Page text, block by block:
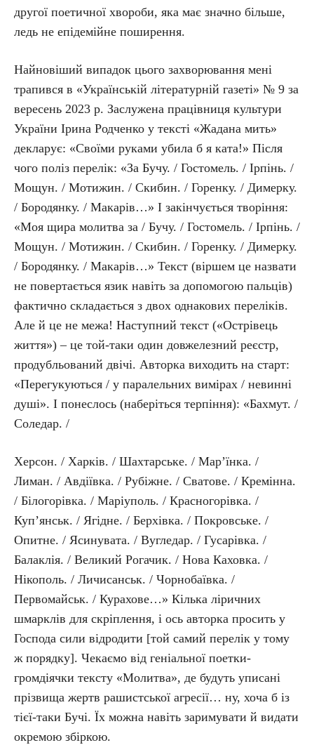
другої поетичної хвороби, яка має значно більше,
ледь не епідемійне поширення.
Найновіший випадок цього захворювання мені
трапився в «Українській літературній газеті» № 9 за
вересень 2023 р. Заслужена працівниця культури
України Ірина Родченко у тексті «Жадана мить»
декларує: «Своїми руками убила б я ката!» Після
чого поліз перелік: «За Бучу. / Гостомель. / Ірпінь. /
Мощун. / Мотижин. / Скибин. / Горенку. / Димерку.
/ Бородянку. / Макарів…» І закінчується творіння:
«Моя щира молитва за / Бучу. / Гостомель. / Ірпінь. /
Мощун. / Мотижин. / Скибин. / Горенку. / Димерку.
/ Бородянку. / Макарів…» Текст (віршем це назвати
не повертається язик навіть за допомогою пальців)
фактично складається з двох однакових переліків.
Але й це не межа! Наступний текст («Острівець
життя») – це той-таки один довжелезний реєстр,
продубльований двічі. Авторка виходить на старт:
«Перегукуються / у паралельних вимірах / невинні
душі». І понеслось (наберіться терпіння): «Бахмут. /
Соледар. /
Херсон. / Харків. / Шахтарське. / Мар’їнка. /
Лиман. / Авдіївка. / Рубіжне. / Сватове. / Кремінна.
/ Білогорівка. / Маріуполь. / Красногорівка. /
Куп’янськ. / Ягідне. / Берхівка. / Покровське. /
Опитне. / Ясинувата. / Вугледар. / Гусарівка. /
Балаклія. / Великий Рогачик. / Нова Каховка. /
Нікополь. / Личисанськ. / Чорнобаївка. /
Первомайськ. / Курахове…» Кілька ліричних
шмарклів для скріплення, і ось авторка просить у
Господа сили відродити [той самий перелік у тому
ж порядку]. Чекаємо від геніальної поетки-
громдіячки тексту «Молитва», де будуть уписані
прізвища жертв рашистської агресії… ну, хоча б із
тієї-таки Бучі. Їх можна навіть заримувати й видати
окремою збіркою.